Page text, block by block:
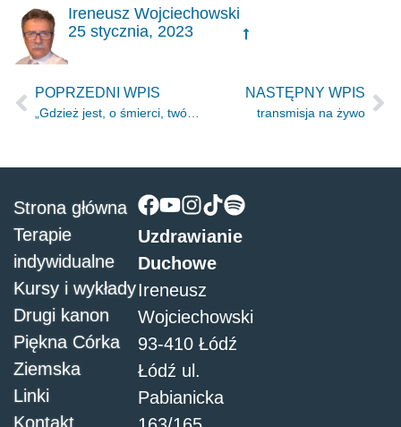
Ireneusz Wojciechowski
25 stycznia, 2023
POPRZEDNI WPIS
„Gdzież jest, o śmierci, twój oścień?” 1Kor 15.55
NASTĘPNY WPIS
transmisja na żywo
Uzdrawianie
Duchowe
Ireneusz
Wojciechowski
93-410 Łódź
Łódź ul.
Pabianicka
Strona główna
Terapie
indywidualne
Kursy i wykłady
Drugi kanon
Piękna Córka
Ziemska
Linki
Kontakt